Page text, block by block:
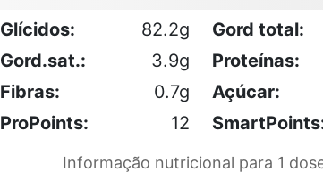
Glícidos: 82.2g Gord total:
Gord.sat.:
3.9g Proteínas:
Fibras:
0.7g Açúcar:
ProPoints:
12
Informação nutricional para 1